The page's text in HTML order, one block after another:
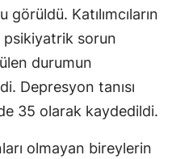
Katılımcıların
sorun
durumun
Depresyon tanısı
35 olarak kaydedildi.
olmayan bireylerin